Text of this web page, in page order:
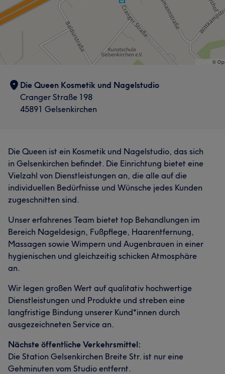
Die Queen Kosmetik und Nagelstudio
Cranger Straße 198
45891 Gelsenkirchen
Die Queen ist ein Kosmetik und Nagelstudio, das sich
in Gelsenkirchen befindet. Die Einrichtung bietet eine
Vielzahl von Dienstleistungen an, die alle auf die
individuellen Bedürfnisse und Wünsche jedes Kunden
zugeschnitten sind.
Unser erfahrenes Team bietet top Behandlungen im
Bereich Nageldesign, Fußpflege, Haarentfernung,
Massagen sowie Wimpern und Augenbrauen in einer
hygienischen und gleichzeitig schicken Atmosphäre
an.
Wir legen großen Wert auf qualitativ hochwertige
Dienstleistungen und Produkte und streben eine
langfristige Bindung unserer Kund*innen durch
ausgezeichneten Service an.
Nächste öffentliche Verkehrsmittel:
Die Station Gelsenkirchen Breite Str. ist nur eine
Gehminuten vom Studio entfernt.